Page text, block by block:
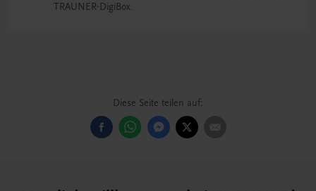
TRAUNER-DigiBox.
Diese Seite teilen auf: